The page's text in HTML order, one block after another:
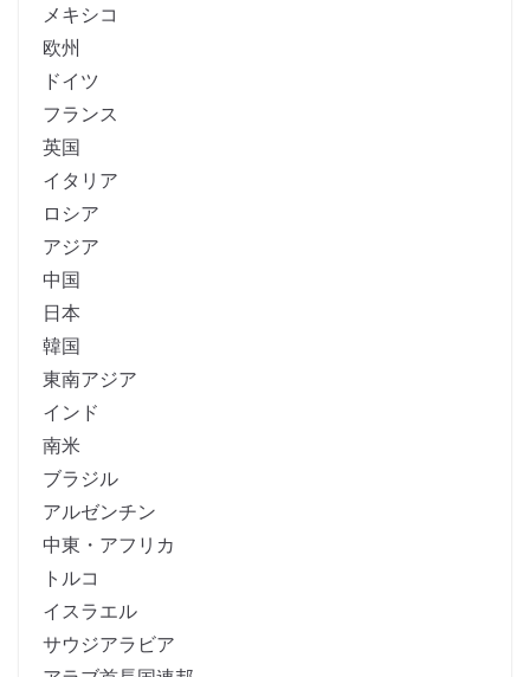
メキシコ
欧州
ドイツ
フランス
英国
イタリア
ロシア
アジア
中国
日本
韓国
東南アジア
インド
南米
ブラジル
アルゼンチン
中東・アフリカ
トルコ
イスラエル
サウジアラビア